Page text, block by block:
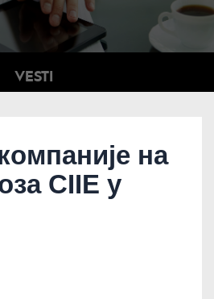
VESTI
на
CIIE у